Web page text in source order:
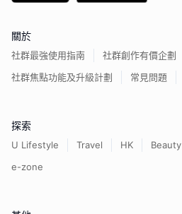
關於
社群最強使用指南
社群創作有價企劃
社群焦點功能及升級計劃
常見問題
探索
U Lifestyle Travel HK Beauty
e-zone